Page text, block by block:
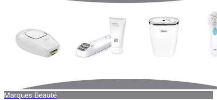
Marques Beauté